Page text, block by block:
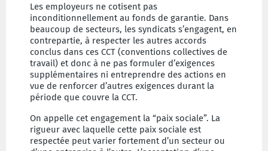
Les employeurs ne cotisent pas
inconditionnellement au fonds de garantie. Dans
beaucoup de secteurs, les syndicats s’engagent, en
contrepartie, à respecter les autres accords
conclus dans ces CCT (conventions collectives de
travail) et donc à ne pas formuler d’exigences
supplémentaires ni entreprendre des actions en
vue de renforcer d’autres exigences durant la
période que couvre la CCT.
On appelle cet engagement la “paix sociale”. La
rigueur avec laquelle cette paix sociale est
respectée peut varier fortement d’un secteur ou